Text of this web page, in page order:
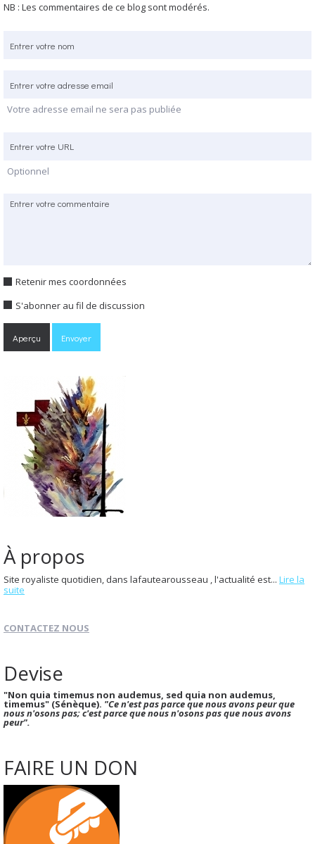
NB : Les commentaires de ce blog sont modérés.
Votre adresse email ne sera pas publiée
Optionnel
Retenir mes coordonnées
S'abonner au fil de discussion
À propos
Site royaliste quotidien, dans lafautearousseau , l'actualité est... Lire la
suite
CONTACTEZ NOUS
Devise
"Non quia timemus non audemus, sed quia non audemus,
timemus" (Sénèque). "Ce n'est pas parce que nous avons peur que
nous n'osons pas; c'est parce que nous n'osons pas que nous avons
peur".
FAIRE UN DON